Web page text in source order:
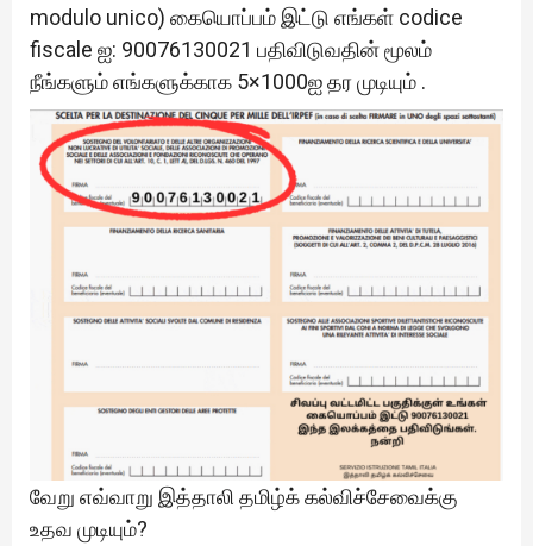
modulo unico) கையொப்பம் இட்டு எங்கள் codice
fiscale ஐ: 90076130021 பதிவிடுவதின் மூலம்
நீங்களும் எங்களுக்காக 5×1000ஐ தர முடியும் .
வேறு எவ்வாறு இத்தாலி தமிழ்க் கல்விச்சேவைக்கு
உதவ முடியும்?